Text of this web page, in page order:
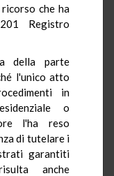
che ha
Registro
della parte
l'unico atto
in
o
l'ha reso
di tutelare i
garantiti
anche